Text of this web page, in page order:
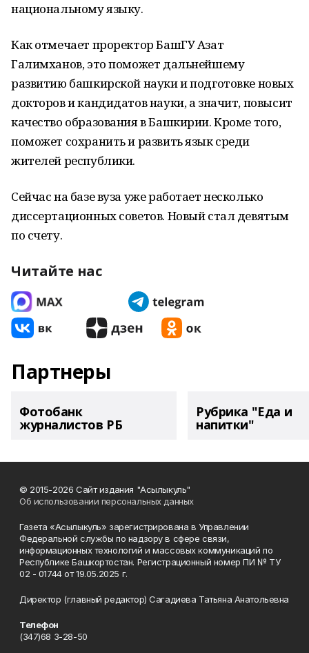
национальному языку.
Как отмечает проректор БашГУ Азат
Галимханов, это поможет дальнейшему
развитию башкирской науки и подготовке новых
докторов и кандидатов науки, а значит, повысит
качество образования в Башкирии. Кроме того,
поможет сохранить и развить язык среди
жителей республики.
Сейчас на базе вуза уже работает несколько
диссертационных советов. Новый стал девятым
по счету.
Читайте нас
Партнеры
Фотобанк
журналистов РБ
Рубрика "Еда и
напитки"
© 2015-2026 Сайт издания "Асылыкуль"
Об использовании персональных данных
Газета «Асылыкуль» зарегистрирована в Управлении
Федеральной службы по надзору в сфере связи,
информационных технологий и массовых коммуникаций по
Республике Башкортостан. Регистрационный номер ПИ № ТУ
02 - 01744 от 19.05.2025 г.
Директор (главный редактор) Сагадиева Татьяна Анатольевна
Телефон
(347)68 3-28-50